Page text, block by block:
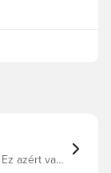
azért van,